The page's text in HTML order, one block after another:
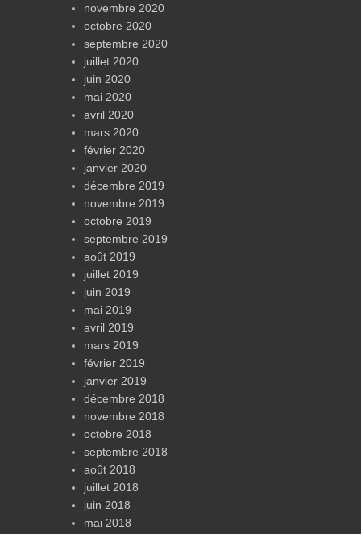
novembre 2020
octobre 2020
septembre 2020
juillet 2020
juin 2020
mai 2020
avril 2020
mars 2020
février 2020
janvier 2020
décembre 2019
novembre 2019
octobre 2019
septembre 2019
août 2019
juillet 2019
juin 2019
mai 2019
avril 2019
mars 2019
février 2019
janvier 2019
décembre 2018
novembre 2018
octobre 2018
septembre 2018
août 2018
juillet 2018
juin 2018
mai 2018